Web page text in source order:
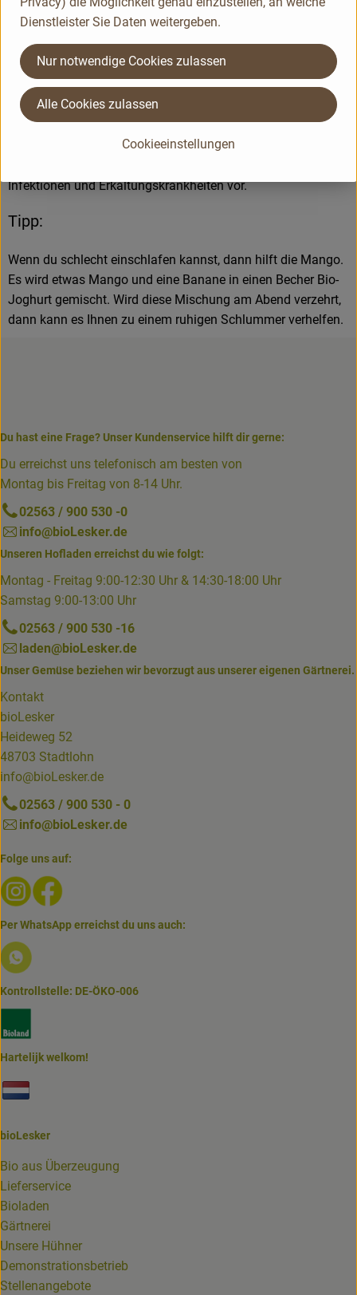
Mangos kann man aber auch schälen und dann das
Fruchtfleisch in Stücke schneiden. Diese finden dann z.B. im
Müsli, Desserts, Kuchen oder als Beilage zu Reisgerichten
tolle Verwendung.
Was ist drin?
Die Früchte verfügen über einen hohen Anteil an Karotene,
Infektionen und Erkältungskrankheiten vor.
Tipp:
Wenn du schlecht einschlafen kannst, dann hilft die Mango.
Es wird etwas Mango und eine Banane in einen Becher Bio-
Joghurt gemischt. Wird diese Mischung am Abend verzehrt,
dann kann es Ihnen zu einem ruhigen Schlummer verhelfen.
Du hast eine Frage? Unser Kundenservice hilft dir gerne:
Du erreichst uns telefonisch am besten von
Montag bis Freitag von 8-14 Uhr.
02563 / 900 530 -0
info@bioLesker.de
Unseren Hofladen erreichst du wie folgt:
Montag - Freitag 9:00-12:30 Uhr & 14:30-18:00 Uhr
Samstag 9:00-13:00 Uhr
02563 / 900 530 -16
laden@bioLesker.de
Unser Gemüse beziehen wir bevorzugt aus unserer eigenen Gärtnerei.
Kontakt
bioLesker
Heideweg 52
48703 Stadtlohn
info@bioLesker.de
02563 / 900 530 - 0
info@bioLesker.de
Folge uns auf:
Externer Link zu https://www.instagram.com/biolesker/
Per WhatsApp erreichst du uns auch:
Externer Link zu https://www.biolesker.de/lieferservice/
Kontrollstelle: DE-ÖKO-006
Hartelijk welkom!
bioLesker
Bio aus Überzeugung
Lieferservice
Bioladen
Gärtnerei
Unsere Hühner
Demonstrationsbetrieb
Stellenangebote
Dienstleister Sie Daten weitergeben.
Cookieeinstellungen
Nur notwendige Cookies zulassen
Alle Cookies zulassen